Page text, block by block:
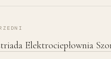
Elektrociepłownia